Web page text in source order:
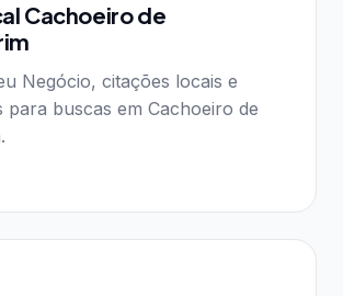
Cachoeiro de
Negócio, citações locais e
para buscas em Cachoeiro de